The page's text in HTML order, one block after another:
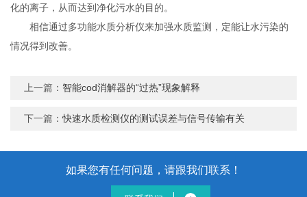
化的离子，从而达到净化污水的目的。
相信通过多功能水质分析仪来加强水质监测，定能让水污染的
情况得到改善。
上一篇： 智能cod消解器的“过热”现象解释
下一篇：快速水质检测仪的测试误差与信号传输有关
如果您有任何问题，请跟我们联系！